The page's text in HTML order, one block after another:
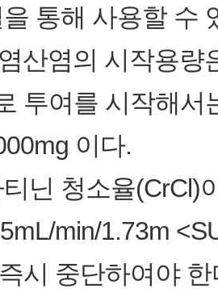
통해 사용할 수
산염의 시작용량
투여를 시작해
이다.
닌 청소율(CrCl)
min/1.73m
시 중단하여야 한